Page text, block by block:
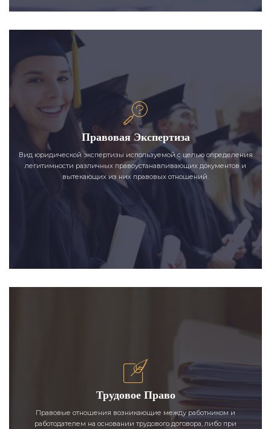
Правовая Экспертиза
Вид юридической экспертизы используемой с целью определения
легитимности различных правоустанавливающих документов и
вытекающих из них правовых отношений.
Трудовое Право
Правовые отношения возникающие между работником и
работодателем на основании трудового договора, либо при